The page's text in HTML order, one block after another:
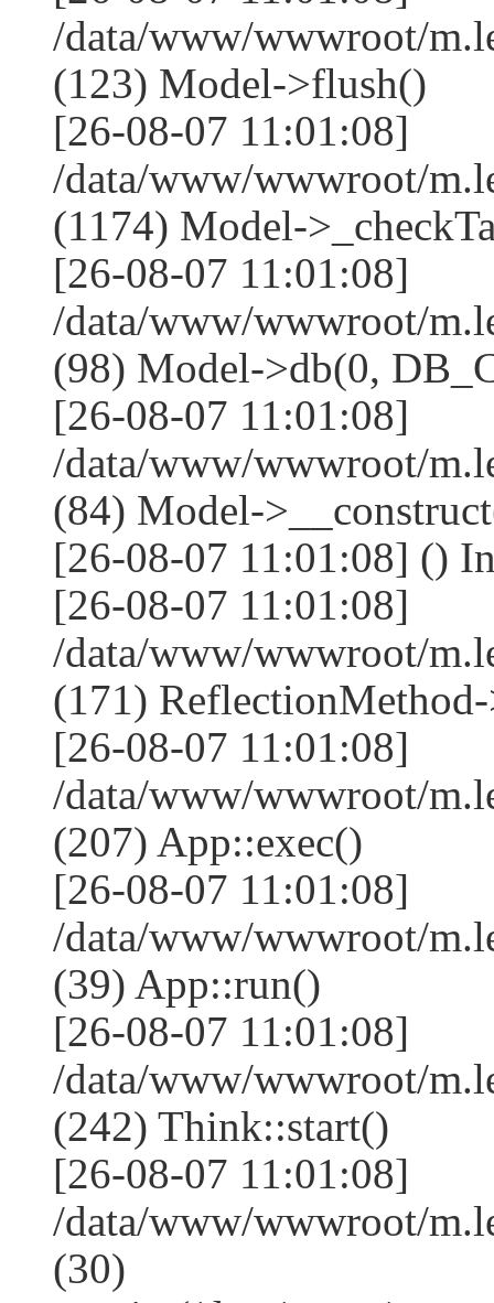
/data/www/wwwroot/
(123) Model->flush()
[26-08-07 11:01:08]
/data/www/wwwroot/
(1174) Model-
[26-08-07 11:01:08]
/data/www/wwwroot/
(98) Model->db(0,
[26-08-07 11:01:08]
/data/www/wwwroot/
(84) Model-
[26-08-07 11:01:08] ()
[26-08-07 11:01:08]
/data/www/wwwroot/
(171)
[26-08-07 11:01:08]
/data/www/wwwroot/
(207) App::exec()
[26-08-07 11:01:08]
/data/www/wwwroot/
(39) App::run()
[26-08-07 11:01:08]
/data/www/wwwroot/
(242) Think::start()
[26-08-07 11:01:08]
/data/www/wwwroot/
(30)